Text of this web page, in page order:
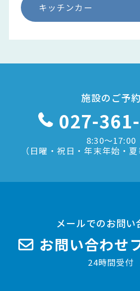
キッチンカー
施設のご予約
027-
8:30〜17:00
（日曜・祝日・年末年始・夏
メールでのお問い
お問い合わせ
24時間受付